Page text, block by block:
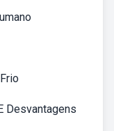
Desvantagens